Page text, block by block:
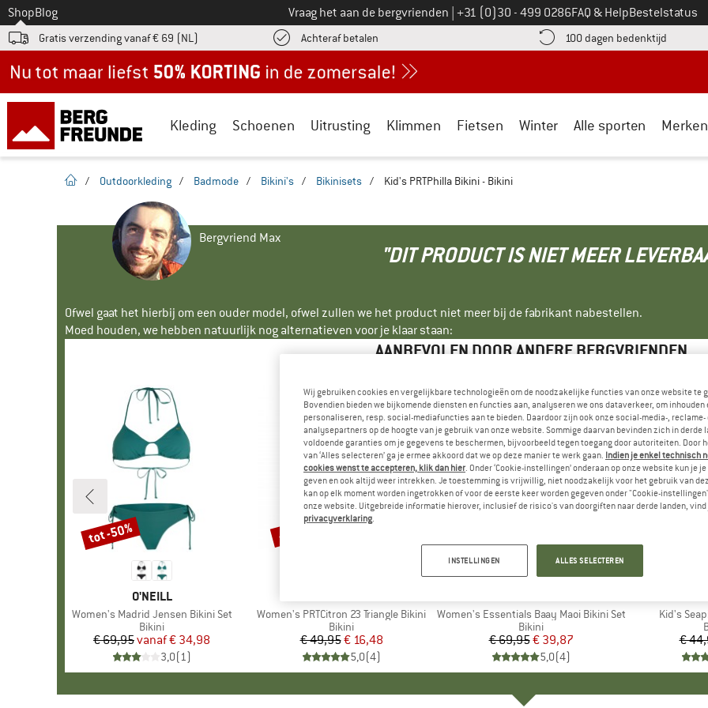
Naar
ShopBlog Vraag het aan de bergvrienden Bel ons op
+31 (0)30 - 499 0286FAQ & HelpBestelstatus
Gratis verzending vanaf € 69 (NL) Achteraf betalen vind de betalingsinformatie hier! Opent in een infovak
100 dagen bedenktijd Vind
Kleding Schoenen Uitrusting Klimmen Fietsen Winter Alle sporten Merken
Startpagina
/ Outdoorkleding / Badmode / Bikini's / Bikinisets / Kid's PRTPhilla Bikini - Bikini
Bergvriend Max
"DIT PRODUCT IS NIET MEER
Ofwel gaat het hierbij om een ouder model, ofwel zullen we het product niet meer bij de fabrikant nabestellen.
Moed houden, we hebben natuurlijk nog alternatieven voor je klaar staan:
AANBEVOLEN DOOR ANDERE BERGVRIENDEN
MERK
O'NEILL
Artikel
Women's Madrid Jensen Bikini Set
Productgroep
Bikini
Prijs
€ 69,95 Verlaagde prijs
vanaf€ 34,98
3,0(1)
Korting
tot -50%
Artikel
Women's PRTCitron 23 Triangle Bikini
Productgroep
Bikini
Prijs
€ 49,95Verlaagde prijs
€ 16,48
5,0(4)
Korting
-67%
Artikel
Women's Essentials Baay Maoi Bikini Set
Productgroep
Bikini
Prijs
€ 69,95Verlaagde prijs
€ 39,87
5,0(4)
Artikel
Kid's
€
Wij gebruiken cookies en vergelijkbare technologieën om de noodzakelijke functies van onze website te
Bovendien bieden we bijkomende diensten en functies aan, analyseren we ons dataverkeer, om inhouden
personaliseren, resp. social-mediafuncties aan te bieden. Daardoor zijn ook onze social-media-, reclame-
analysepartners op de hoogte van je gebruik van onze website. Sommige daarvan bevinden zich in derde
voldoende garanties om je gegevens te beschermen, bijvoorbeeld tegen toegang door autoriteiten. Door
van ‘Alles selecteren’ ga je ermee akkoord dat we op deze manier te werk gaan. Indien je enkel technisch
cookies wenst te accepteren, klik dan hier. Onder ‘Cookie-instellingen’ onderaan op onze website kun je
geven en ook altijd weer intrekken. Je toestemming is vrijwillig, niet noodzakelijk voor het gebruik van
kan op elk moment worden ingetrokken of voor de eerste keer worden gegeven onder "Cookie-
onze website. Uitgebreide informatie hierover, inclusief de risico's van doorgiften naar derde landen, vind
privacyverklaring.
INSTELLINGEN ALLES SELECTEREN